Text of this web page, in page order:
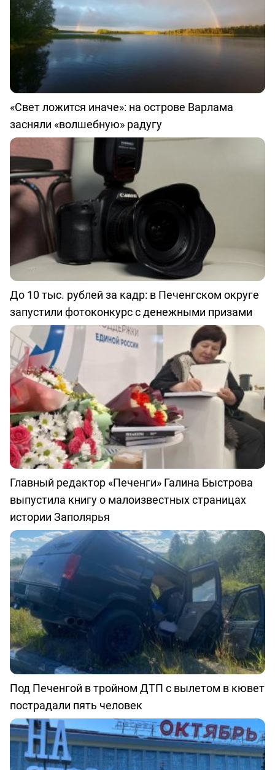
«Свет ложится иначе»: на острове Варлама
засняли «волшебную» радугу
До 10 тыс. рублей за кадр: в Печенгском округе
запустили фотоконкурс с денежными призами
Главный редактор «Печенги» Галина Быстрова
выпустила книгу о малоизвестных страницах
истории Заполярья
Под Печенгой в тройном ДТП с вылетом в кювет
пострадали пять человек